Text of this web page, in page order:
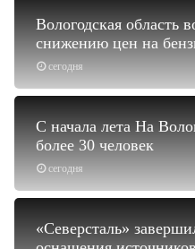
сегодня
Вологодская область
снижению цен на
сегодня
С начала лета На
более 30 человек
«Северсталь»